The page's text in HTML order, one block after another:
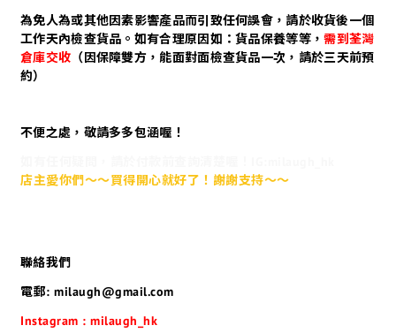
為免人為或其他因素影響產品而引致任何誤會，請於收貨後一個
工作天內檢查貨品。如有合理原因如：貨品保養等等，需到荃灣
倉庫交收 （因保障雙方，能面對面檢查貨品一次，請於三天前預
約）
不便之處，敬請多多包涵喔！
店主愛你們～～買得開心就好了！謝謝支持～～
聯絡我們
電郵: milaugh@gmail.com
Instagram : milaugh_hk